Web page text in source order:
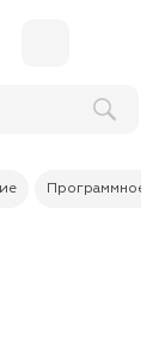
Программное